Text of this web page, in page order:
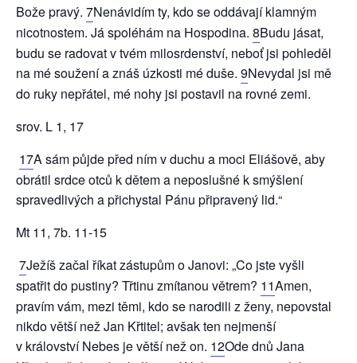
Bože pravý. 7Nenávidím ty, kdo se oddávají klamným
nicotnostem. Já spoléhám na Hospodina. 8Budu jásat,
budu se radovat v tvém milosrdenství, neboť jsi pohleděl
na mé soužení a znáš úzkosti mé duše. 9Nevydal jsi mě
do ruky nepřátel, mé nohy jsi postavil na rovné zemi.
srov. L 1, 17
17A sám půjde před ním v duchu a moci Eliášově, aby
obrátil srdce otců k dětem a neposlušné k smýšlení
spravedlivých a přichystal Pánu připravený lid.“
Mt 11, 7b. 11-15
7Ježíš začal říkat zástupům o Janovi: „Co jste vyšli
spatřit do pustiny? Třtinu zmítanou větrem? 11Amen,
pravím vám, mezi těmi, kdo se narodili z ženy, nepovstal
nikdo větší než Jan Křtitel; avšak ten nejmenší
v království Nebes je větší než on. 12Ode dnů Jana